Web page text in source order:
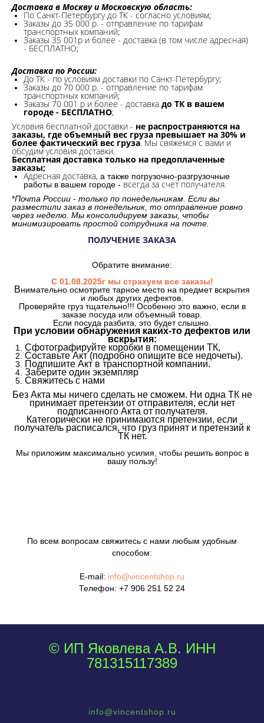
Доставка в Москву и Московскую область:
По Санкт-Петербургу до ТК - согласно условиям;
Заказы до 35 000 р. - отправление по тарифам
транспортных компаний;
Заказы 35 001р и более - доставка (в том числе адресная)
- БЕСПЛАТНО;
Доставка по России:
До ТК - по условиям доставки по Санкт-Петербургу;
Заказы до 70 000 р. - отправление по тарифам
транспортных компаний;
Заказы 70 001 р и более - доставка до ТК в вашем
городе - БЕСПЛАТНО;
Условия бесплатной доставки - не распространяются на
заказы, где объемный вес груза превышает на 30% и
более фактический вес груза. Мы свяжемся с вами и
обсудим условия доставки.
Бесплатная доставка только на предоплаченные
заказы;
Адресная доставка, а также погрузочно-разгрузочные
работы в вашем городе - всегда за счет получателя.
*Почта России - только по понедельникам. Если вы
разместили заказ в понедельник, то отправление ровно
через неделю. Мы консолидируем заказы, чтобы
минимизировать простой сотрудника на почте.
ПОЛУЧЕНИЕ ЗАКАЗА
Обратите внимание:
С 01.08.2025г мы страхуем все заказы!
Внимательно осмотрите тарное место на предмет вскрытия
и любых других дефектов.
Проверяйте груз тщательно!!! Особенно это важно, если в
заказе посуда или объемный товар.
Если посуда разбита, это будет слышно.
При условии обнаружения каких-то дефектов или
вскрытия:
Сфотографируйте коробки в помещении ТК,
Составьте Акт (подробно опишите все недочеты).
Подпишите Акт в транспортной компании.
Заберите один экземпляр
Свяжитесь с нами
Без Акта мы ничего сделать не сможем. Ни одна ТК не
принимает претензии от отправителя, если нет
подписанного Акта от получателя.
Категорически не принимаются претензии, если
получатель расписался, что груз принят и претензий к
ТК нет.
Мы приложим максимально усилия, чтобы решить вопрос в
вашу пользу!
По всем вопросам свяжитесь с нами любым удобным
способом:
E-mail: info@vincentshop.ru
Телефон: +7 906 251 52 24
© ИП Яковлева А.В. ИНН
781315117389
info@vincentshop.ru